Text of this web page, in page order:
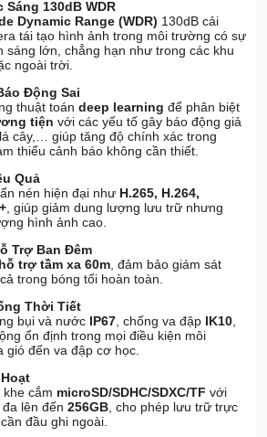
130dB WDR
Dynamic Range (WDR) 130dB cải
tái tạo hình ảnh trong môi trường có sự
sáng lớn, chẳng hạn như trong các khu
ngoài trời.
Động Sai
thuật toándeep learning để phân biệt
tiện với các yếu tố gây báo động giả
cây,… giúp tăng độ chính xác trong
thiểu cảnh báo không cần thiết.
Quả
nén hiện đại như H.265, H.264,
, giúp giảm dung lượng lưu trữ nhưng
hình ảnh cao.
Trợ Ban Đêm
trợ tầm xa 60m, đảm bảo giám sát
trong bóng tối hoàn toàn.
Thời Tiết
bụi và nước IP67, chống va đập IK10,
ổn định trong mọi điều kiện môi
gió đến va đập cơ học.
cắm microSD/SDHC/SDXC/TF với
đa lên đến256GB, cho phép lưu trữ trực
đầu ghi ngoài.